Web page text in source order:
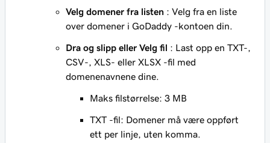
Velg domener fra listen : Velg fra en liste
over domener i GoDaddy -kontoen din.
Dra og slipp eller Velg fil : Last opp en TXT-,
CSV-, XLS- eller XLSX -fil med
domenenavnene dine.
Maks filstørrelse: 3 MB
TXT -fil: Domener må være oppført
ett per linje, uten komma.